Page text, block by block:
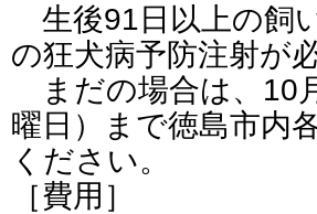
生後91日以上の飼
の狂犬病予防注射が
まだの場合は、10
曜日）まで徳島市内
ください。
［費用］